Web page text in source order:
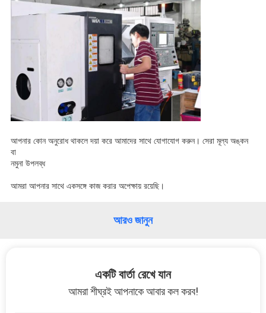
আপনার কোন অনুরোধ থাকলে দয়া করে আমাদের সাথে যোগাযোগ করুন। সেরা মূল্য অঙ্কন
বা
নমুনা উপলব্ধ
আমরা আপনার সাথে একসঙ্গে কাজ করার অপেক্ষায় রয়েছি।
আরও জানুন
একটি বার্তা রেখে যান
আমরা শীঘ্রই আপনাকে আবার কল করব!